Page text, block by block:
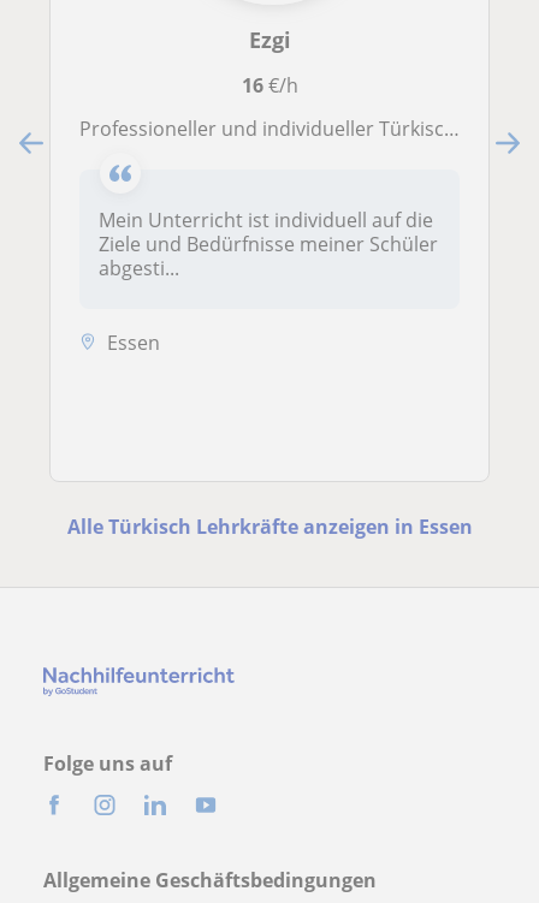
Ezgi
16€/h
Professioneller und individueller Türkischunterricht für alle Niveaus von einer studierten Lehrkraft
Mein Unterricht ist individuell auf die
Ziele und Bedürfnisse meiner Schüler
abgesti...
Essen
Alle Türkisch Lehrkräfte anzeigen in Essen
Folge uns auf
Allgemeine Geschäftsbedingungen